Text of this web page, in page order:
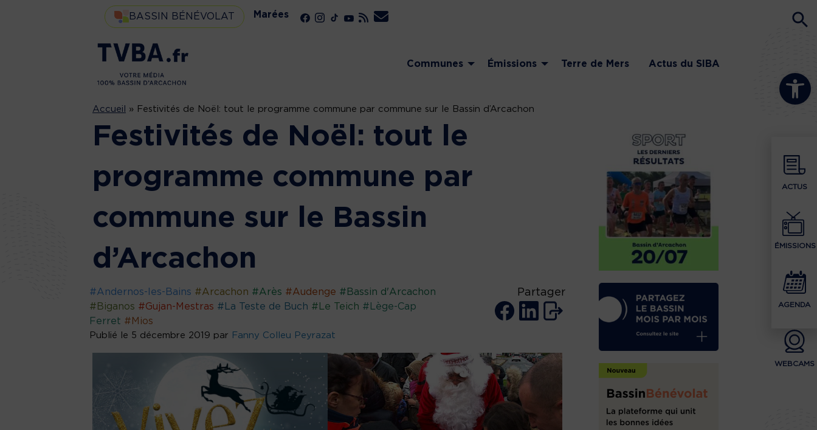
Ouvrir la
ACTUS
ÉMISSIONS
AGENDA
WEBCAMS
BASSIN BÉNÉVOLAT Marées
Communes Émissions Terre de Mers Actus du SIBA
Accueil » Festivités de Noël: tout le programme commune par commune sur le Bassin d’Arcachon
Festivités de Noël: tout le
programme commune par
commune sur le Bassin
d’Arcachon
#Andernos-les-Bains #Arcachon #Arès #Audenge #Bassin d'Arcachon
#Biganos #Gujan-Mestras #La Teste de Buch #Le Teich #Lège-Cap
Ferret #Mios
Publié le 5 décembre 2019 par Fanny Colleu Peyrazat
Partager